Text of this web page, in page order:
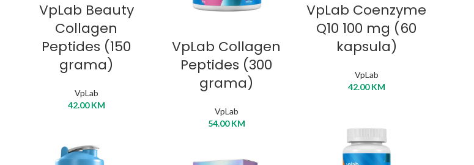
VpLab Beauty
Collagen
Peptides (150
grama)
VpLab
42.00KM
VpLab Coenzyme
Q10 100 mg (60
kapsula)
VpLab
42.00KM
VpLab Collagen
Peptides (300
grama)
VpLab
54.00KM